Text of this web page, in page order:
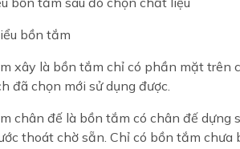
bồn tắm
xây là bồn tắm chỉ có phần mặt trên
đã chọn mới sử dụng được.
chân đế là bồn tắm có chân đế dựng
thoát chờ sẵn. Chỉ có bồn tắm